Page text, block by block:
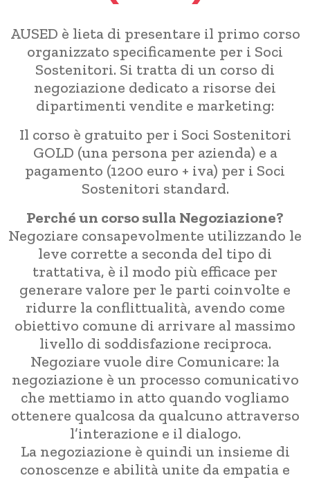
AUSED è lieta di presentare il primo corso
organizzato specificamente per i Soci
Sostenitori. Si tratta di un corso di
negoziazione dedicato a risorse dei
dipartimenti vendite e marketing:
Il corso è gratuito per i Soci Sostenitori
GOLD (una persona per azienda) e a
pagamento (1200 euro + iva) per i Soci
Sostenitori standard.
Perché un corso sulla Negoziazione?
Negoziare consapevolmente utilizzando le
leve corrette a seconda del tipo di
trattativa, è il modo più efficace per
generare valore per le parti coinvolte e
ridurre la conflittualità, avendo come
obiettivo comune di arrivare al massimo
livello di soddisfazione reciproca.
Negoziare vuole dire Comunicare: la
negoziazione è un processo comunicativo
che mettiamo in atto quando vogliamo
ottenere qualcosa da qualcuno attraverso
l’interazione e il dialogo.
La negoziazione è quindi un insieme di
conoscenze e abilità unite da empatia e